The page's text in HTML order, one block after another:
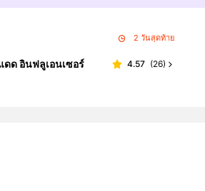
2 วันสุดท้าย
ด อินฟลูเอนเซอร์
4.57 (26)